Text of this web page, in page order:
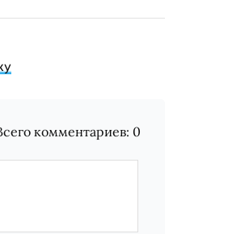
комментариев: 0